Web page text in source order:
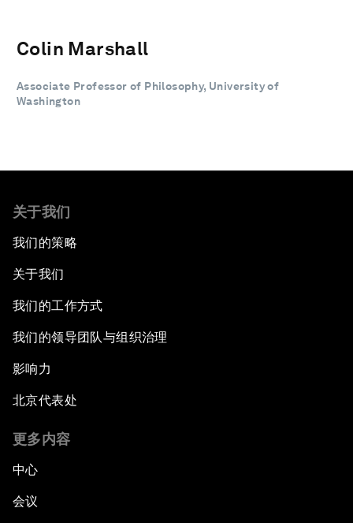
Colin Marshall
Associate Professor of Philosophy, University of
Washington
关于我们
我们的策略
关于我们
我们的工作方式
我们的领导团队与组织治理
影响力
北京代表处
更多内容
中心
会议